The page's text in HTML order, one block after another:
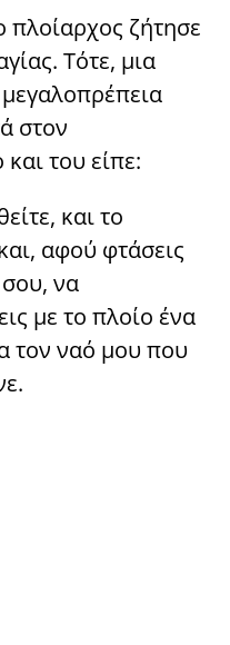
ζήτησε
Τότε, μια
στον
του είπε:
και το
αφού φτάσεις
να
με το πλοίο ένα
τον ναό μου που